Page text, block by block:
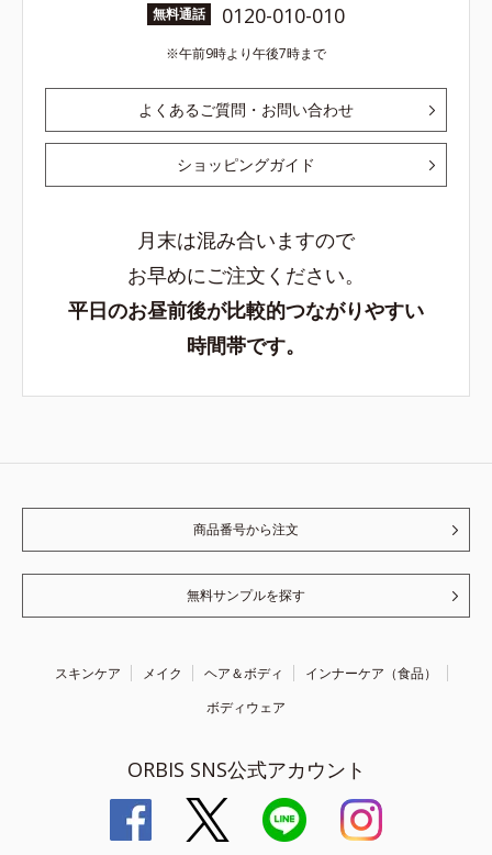
無料通話 0120-010-010
午前9時より午後7時まで
よくあるご質問・お問い合わせ
ショッピングガイド
月末は混み合いますので
お早めにご注文ください。
平日のお昼前後が比較的つながりやすい
時間帯です。
商品番号から注文
無料サンプルを探す
スキンケア メイク ヘア＆ボディ
インナーケア（食品）
ボディウェア
ORBIS SNS公式アカウント